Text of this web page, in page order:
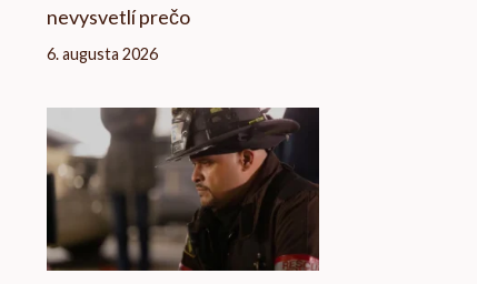
nevysvetlí prečo
6. augusta 2026